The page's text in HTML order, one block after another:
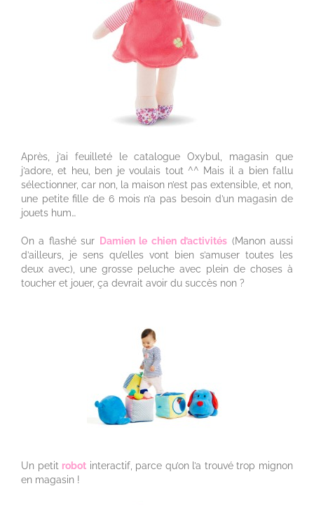
Après, j’ai feuilleté le catalogue Oxybul, magasin que
j’adore, et heu, ben je voulais tout ^^ Mais il a bien fallu
sélectionner, car non, la maison n’est pas extensible, et non,
une petite fille de 6 mois n’a pas besoin d’un magasin de
jouets hum…
On a flashé sur Damien le chien d’activités (Manon aussi
d’ailleurs, je sens qu’elles vont bien s’amuser toutes les
deux avec), une grosse peluche avec plein de choses à
toucher et jouer, ça devrait avoir du succès non ?
Un petit robot interactif, parce qu’on l’a trouvé trop mignon
en magasin !